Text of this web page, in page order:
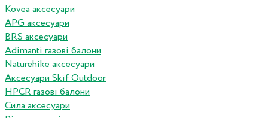
Kovea аксесуари
APG аксесуари
BRS аксесуари
Adimanti газові балони
Naturehike аксесуари
Аксесуари Skif Outdoor
HPCR газові балони
Сила аксесуари